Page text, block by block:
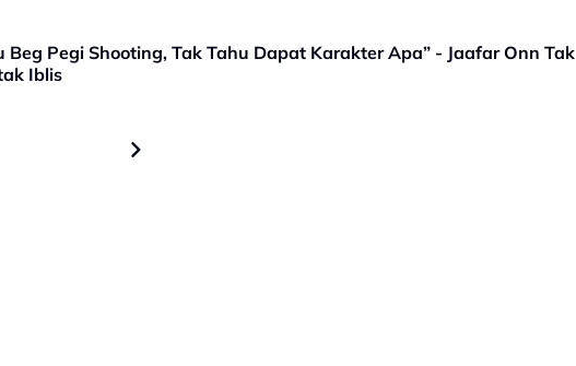
Beg Pegi Shooting, Tak Tahu Dapat Karakter Apa” - Jaafar Onn Tak
Iblis